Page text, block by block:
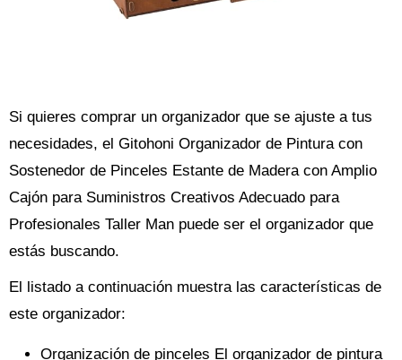
Si quieres comprar un organizador que se ajuste a tus
necesidades, el Gitohoni Organizador de Pintura con
Sostenedor de Pinceles Estante de Madera con Amplio
Cajón para Suministros Creativos Adecuado para
Profesionales Taller Man puede ser el organizador que
estás buscando.
El listado a continuación muestra las características de
este organizador:
Organización de pinceles El organizador de pintura